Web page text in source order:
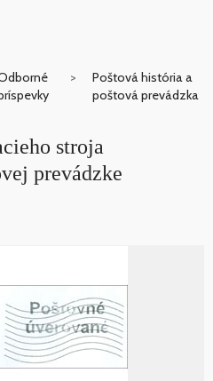
Poštová história a
poštová prevádzka
stroja
prevádzke